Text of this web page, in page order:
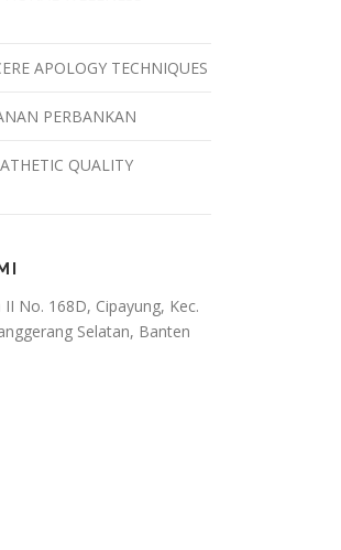
APOLOGY TECHNIQUES
PERBANKAN
QUALITY
II No. 168D, Cipayung, Kec.
Selatan, Banten